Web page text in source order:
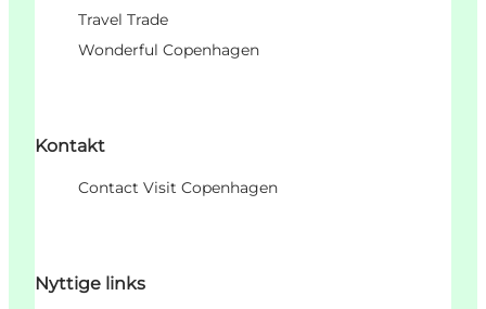
Travel Trade
Wonderful Copenhagen
Kontakt
Contact Visit Copenhagen
Nyttige links